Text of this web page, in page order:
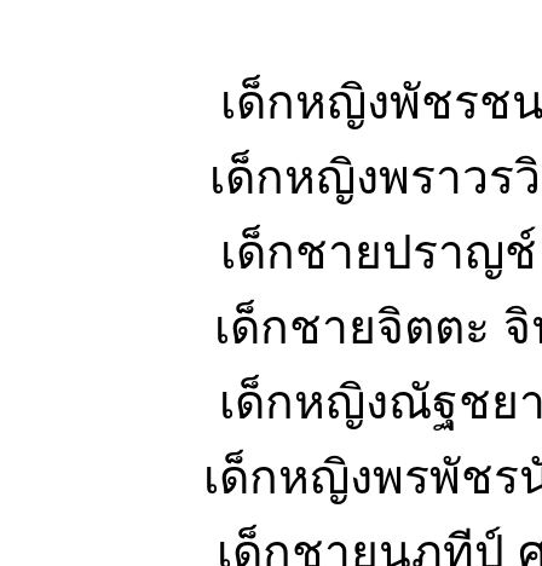
เด็กหญิงพัช
เด็กหญิงพราว
เด็กชายป
เด็กชายจิต
เด็กหญิงณัฐ
เด็กหญิงพรพัชร
เด็กชายนภ